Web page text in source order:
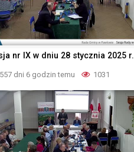
nr IX w dniu 28 stycznia 2025 r.
557 dni 6 godzin temu 1031